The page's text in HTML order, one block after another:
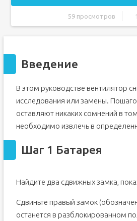
59 просмотров
Шаг 2
Шаг 4
Шаг 5
Шаг 6 Клавиатура
Шаг 8
Шаг 12
Шаг 13
Введение
В этом руководстве вентилятор
исследования или замены.
оставляют никаких сомнений в
необходимо извлечь в
Шаг 1 Батарея
Найдите два сдвижных замка,
Сдвиньте правый замок
останется в разблокированном